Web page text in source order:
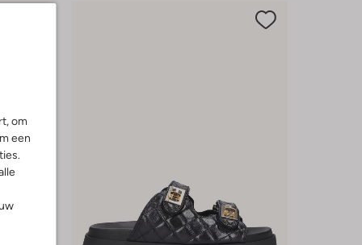
om
een